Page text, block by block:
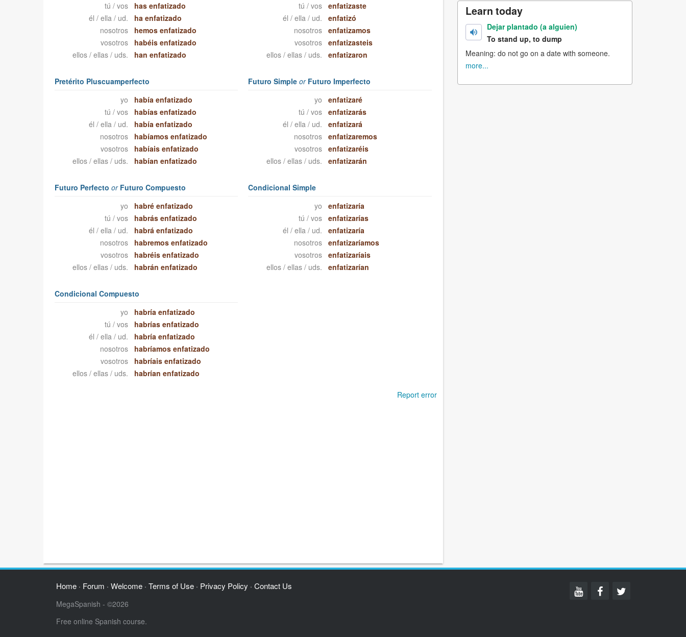
tú / vos
has enfatizado
él / ella / ud.
ha enfatizado
nosotros
hemos enfatizado
vosotros
habéis enfatizado
ellos / ellas / uds.
han enfatizado
tú / vos
enfatizaste
él / ella / ud.
enfatizó
nosotros
enfatizamos
vosotros
enfatizasteis
ellos / ellas / uds.
enfatizaron
Pretérito Pluscuamperfecto
yo
había enfatizado
tú / vos
habías enfatizado
él / ella / ud.
había enfatizado
nosotros
habíamos enfatizado
vosotros
habíais enfatizado
ellos / ellas / uds.
habían enfatizado
Futuro SimpleorFuturo Imperfecto
yo
enfatizaré
tú / vos
enfatizarás
él / ella / ud.
enfatizará
nosotros
enfatizaremos
vosotros
enfatizaréis
ellos / ellas / uds.
enfatizarán
Futuro Perfecto orFuturo Compuesto
yo
habré enfatizado
tú / vos
habrás enfatizado
él / ella / ud.
habrá enfatizado
nosotros
habremos enfatizado
vosotros
habréis enfatizado
ellos / ellas / uds.
habrán enfatizado
Condicional Simple
yo
enfatizaría
tú / vos
enfatizarías
él / ella / ud.
enfatizaría
nosotros
enfatizaríamos
vosotros
enfatizaríais
ellos / ellas / uds.
enfatizarían
Condicional Compuesto
yo
habría enfatizado
tú / vos
habrías enfatizado
él / ella / ud.
habría enfatizado
nosotros
habríamos enfatizado
vosotros
habríais enfatizado
ellos / ellas / uds.
habrían enfatizado
Report error
Learn today
Dejar plantado (a alguien)
To stand up, to dump
Meaning: do not go on a date with someone.
more...
Home· Forum · Welcome· Terms of Use· Privacy Policy · Contact Us
MegaSpanish - ©2026
Free online Spanish course.